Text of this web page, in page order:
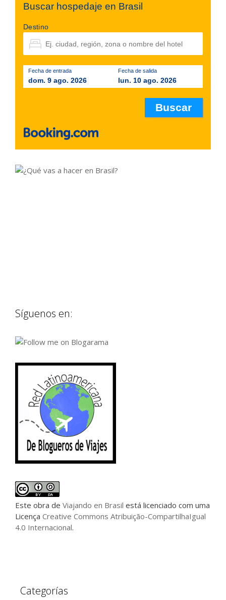
Buscar hospedaje en Brasil
Destino
Fecha de entrada
dom. 9 ago. 2026
Fecha de salida
lun. 10 ago. 2026
Síguenos en:
Este obra de Viajando en Brasil está licenciado com uma
Licença Creative Commons Atribuição-CompartilhaIgual
4.0 Internacional.
Categorías